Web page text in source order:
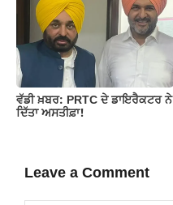
ਵੱਡੀ ਖ਼ਬਰ: PRTC ਦੇ ਡਾਇਰੈਕਟਰ ਨੇ
ਦਿੱਤਾ ਅਸਤੀਫ਼ਾ!
Leave a Comment